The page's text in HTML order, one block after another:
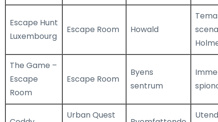
Escape Hunt
Luxembourg
Escape Room Howald
The Game –
Escape
Room
Escape Room
Byens
sentrum
Urban Quest